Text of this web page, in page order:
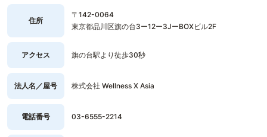
住所
〒142-0064
東京都品川区旗の台3ー12ー3JーBOXビル2F
アクセス 旗の台駅より徒歩30秒
法人名／屋号 株式会社 Wellness X Asia
電話番号 03-6555-2214